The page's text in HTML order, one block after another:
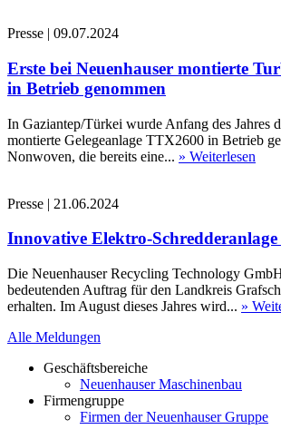
Presse | 09.07.2024
Erste bei Neuenhauser montierte
in Betrieb genommen
In Gaziantep/Türkei wurde Anfang des Jahres
montierte Gelegeanlage TTX2600 in Betrieb
Nonwoven, die bereits eine... » Weiterlesen
Presse | 21.06.2024
Innovative Elektro-
Die Neuenhauser Recycling Technology
bedeutenden Auftrag für den Landkreis
erhalten. Im August dieses Jahres wird... »
Alle Meldungen
Geschäftsbereiche
Neuenhauser Maschinenbau
Firmengruppe
Firmen der Neuenhauser Gruppe